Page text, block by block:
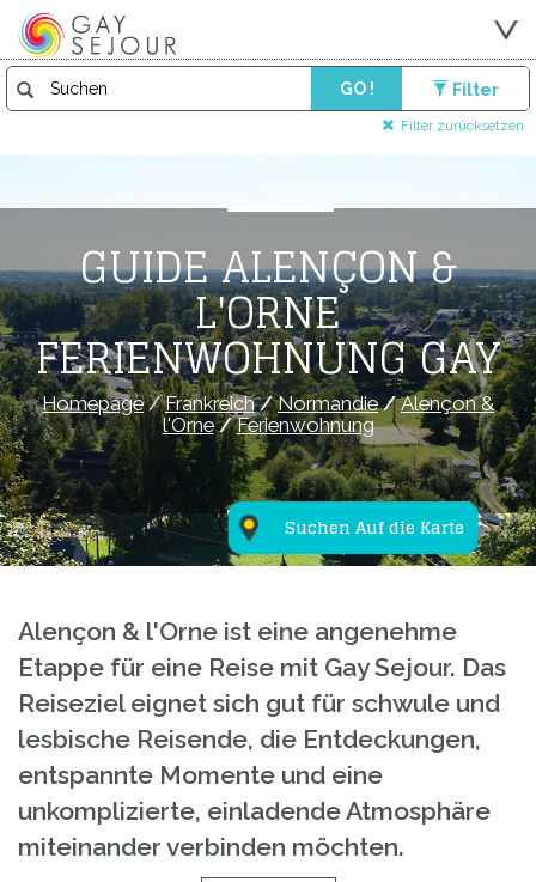
GO ! Filter
Filter zurücksetzen
Suchen Auf die Karte
GUIDE ALENÇON &
L'ORNE
FERIENWOHNUNG GAY
Homepage/Frankreich/Normandie/Alençon &
l'Orne/Ferienwohnung
Alençon & l'Orne ist eine angenehme
Etappe für eine Reise mit Gay Sejour. Das
Reiseziel eignet sich gut für schwule und
lesbische Reisende, die Entdeckungen,
entspannte Momente und eine
unkomplizierte, einladende Atmosphäre
miteinander verbinden möchten.